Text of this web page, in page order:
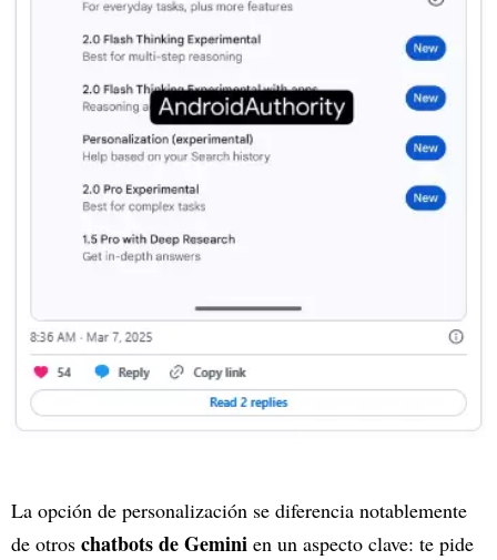
La opción de personalización se diferencia notablemente
de otros chatbots de Gemini en un aspecto clave: te pide